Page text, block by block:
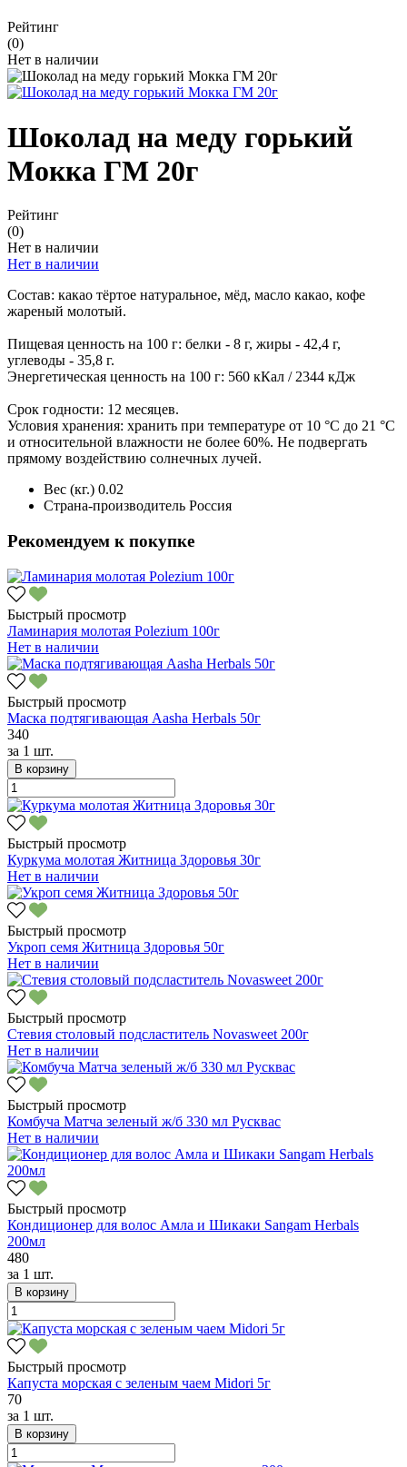
Рейтинг
(0)
Нет в наличии
Шоколад на меду горький
Мокка ГМ 20г
Рейтинг
(0)
Нет в наличии
Нет в наличии
Состав: какао тёртое натуральное, мёд, масло какао, кофе
жареный молотый.
Пищевая ценность на 100 г: белки - 8 г, жиры - 42,4 г,
углеводы - 35,8 г.
Энергетическая ценность на 100 г: 560 кКал / 2344 кДж
Срок годности: 12 месяцев.
Условия хранения: хранить при температуре от 10 °С до 21 °С
и относительной влажности не более 60%. Не подвергать
прямому воздействию солнечных лучей.
Вес (кг.) 0.02
Страна-производитель Россия
Рекомендуем к покупке
Быстрый просмотр
Ламинария молотая Polezium 100г
Нет в наличии
Быстрый просмотр
Маска подтягивающая Aasha Herbals 50г
340
за 1 шт.
В корзину
Быстрый просмотр
Куркума молотая Житница Здоровья 30г
Нет в наличии
Быстрый просмотр
Укроп семя Житница Здоровья 50г
Нет в наличии
Быстрый просмотр
Стевия столовый подсластитель Novasweet 200г
Нет в наличии
Быстрый просмотр
Комбуча Матча зеленый ж/б 330 мл Русквас
Нет в наличии
Быстрый просмотр
Кондиционер для волос Амла и Шикаки Sangam Herbals
200мл
480
за 1 шт.
В корзину
Быстрый просмотр
Капуста морская с зеленым чаем Midori 5г
70
за 1 шт.
В корзину